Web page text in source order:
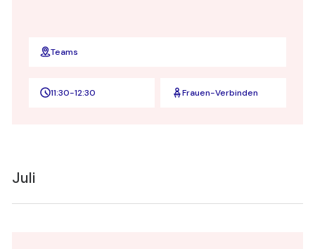
Teams
11:30-12:30 Frauen-Verbinden
Juli